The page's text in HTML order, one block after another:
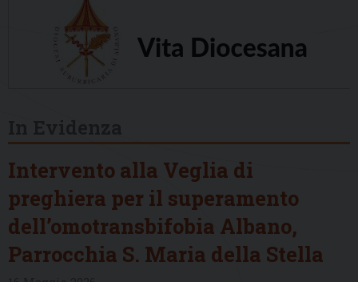
Intervento alla Veglia di
preghiera per il superamento
dell’omotransbifobia Albano,
Parrocchia S. Maria della Stella